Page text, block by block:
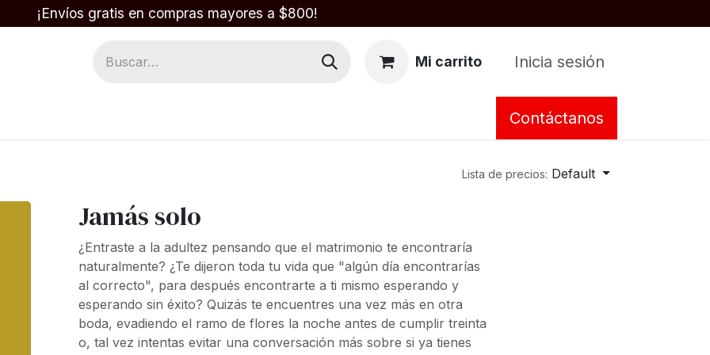
¡Envíos gratis en compras mayores a $800!
Mi carrito Inicia sesión
Contáctanos
Lista de precios: Default
Jamás solo
¿Entraste a la adultez pensando que el matrimonio te encontraría
naturalmente? ¿Te dijeron toda tu vida que "algún día encontrarías
al correcto", para después encontrarte a ti mismo esperando y
esperando sin éxito? Quizás te encuentres una vez más en otra
boda, evadiendo el ramo de flores la noche antes de cumplir treinta
o, tal vez intentas evitar una conversación más sobre si ya tienes